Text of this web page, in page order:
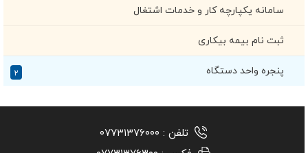
سامانه یکپارچه کار و خدمات اشتغال
ثبت نام بیمه بیکاری
پنجره واحد دستگاه ۲
تلفن : ۰۷۷۳۱۳۷۶۰۰۰